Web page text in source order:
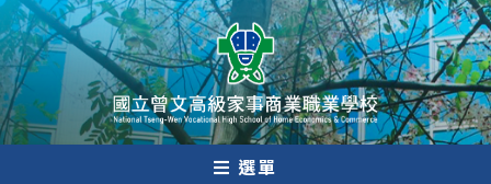
跳
轉
至
主
要
內
選單